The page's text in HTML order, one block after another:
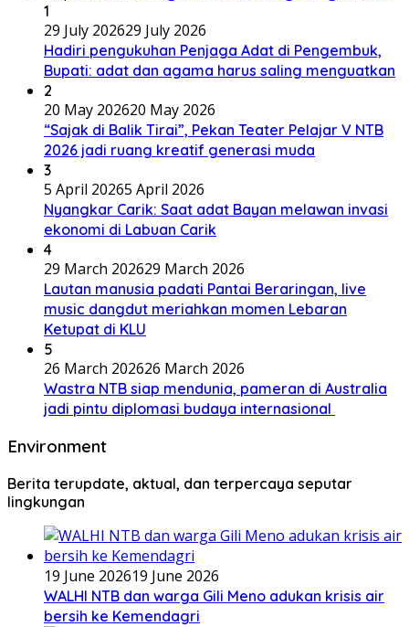
1
29 July 202629 July 2026
Hadiri pengukuhan Penjaga Adat di Pengembuk,
Bupati: adat dan agama harus saling menguatkan
2
20 May 202620 May 2026
“Sajak di Balik Tirai”, Pekan Teater Pelajar V NTB
2026 jadi ruang kreatif generasi muda
3
5 April 20265 April 2026
Nyangkar Carik: Saat adat Bayan melawan invasi
ekonomi di Labuan Carik
4
29 March 202629 March 2026
Lautan manusia padati Pantai Beraringan, live
music dangdut meriahkan momen Lebaran
Ketupat di KLU
5
26 March 202626 March 2026
Wastra NTB siap mendunia, pameran di Australia
jadi pintu diplomasi budaya internasional
Environment
Berita terupdate, aktual, dan terpercaya seputar
lingkungan
19 June 202619 June 2026
WALHI NTB dan warga Gili Meno adukan krisis air
bersih ke Kemendagri